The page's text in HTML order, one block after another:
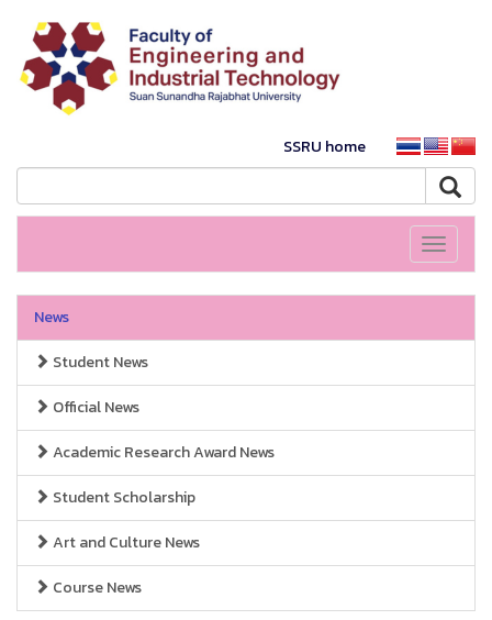
SSRU home
Toggle
News
Student News
Official News
Academic Research Award News
Student Scholarship
Art and Culture News
Course News